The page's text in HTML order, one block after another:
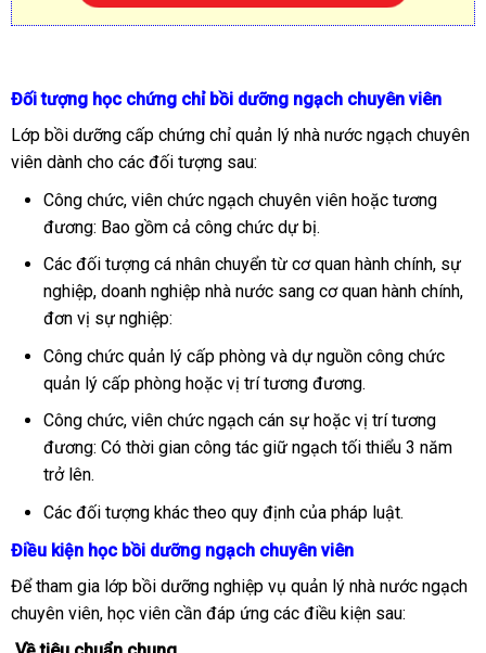
Đối tượng học chứng chỉ bồi dưỡng ngạch chuyên viên
Lớp bồi dưỡng cấp chứng chỉ quản lý nhà nước ngạch chuyên
viên dành cho các đối tượng sau:
Công chức, viên chức ngạch chuyên viên hoặc tương
đương: Bao gồm cả công chức dự bị.
Các đối tượng cá nhân chuyển từ cơ quan hành chính, sự
nghiệp, doanh nghiệp nhà nước sang cơ quan hành chính,
đơn vị sự nghiệp:
Công chức quản lý cấp phòng và dự nguồn công chức
quản lý cấp phòng hoặc vị trí tương đương.
Công chức, viên chức ngạch cán sự hoặc vị trí tương
đương: Có thời gian công tác giữ ngạch tối thiểu 3 năm
trở lên.
Các đối tượng khác theo quy định của pháp luật.
Điều kiện học bồi dưỡng ngạch chuyên viên
Để tham gia lớp bồi dưỡng nghiệp vụ quản lý nhà nước ngạch
chuyên viên, học viên cần đáp ứng các điều kiện sau: